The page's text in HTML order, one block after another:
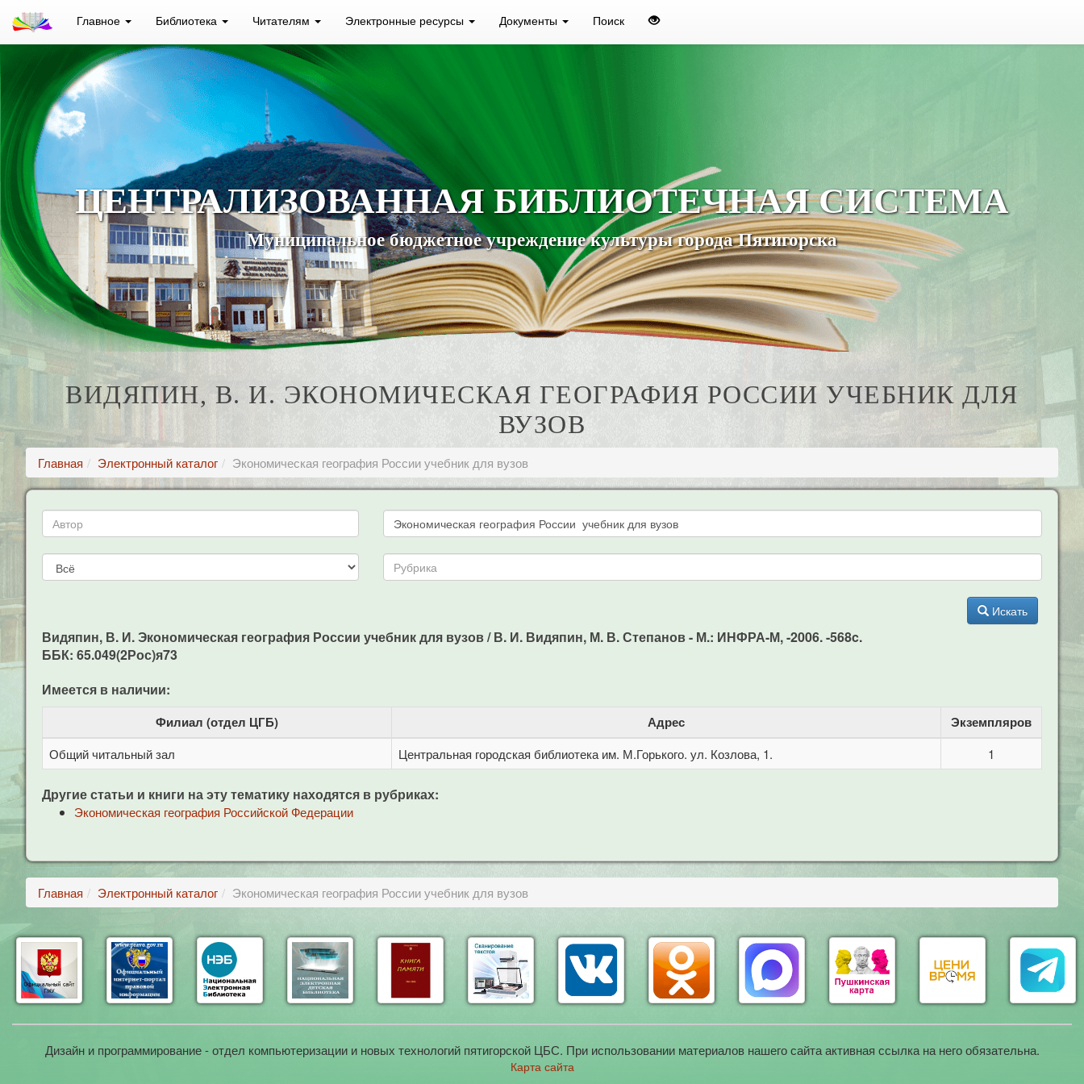
Главное Библиотека Читателям Электронные ресурсы Документы Поиск
ЦЕНТРАЛИЗОВАННАЯ БИБЛИОТЕЧНАЯ СИСТЕМА
Муниципальное бюджетное учреждение культуры города Пятигорска
ВИДЯПИН, В. И. ЭКОНОМИЧЕСКАЯ ГЕОГРАФИЯ РОССИИ УЧЕБНИК ДЛЯ
ВУЗОВ
Главная Электронный каталог Экономическая география России учебник для вузов
Искать
Видяпин, В. И. Экономическая география России учебник для вузов / В. И. Видяпин, М. В. Степанов - М.: ИНФРА-М, -2006. -568c.
ББК: 65.049(2Рос)я73
Имеется в наличии:
Филиал (отдел ЦГБ) Адрес Экземпляров
Общий читальный зал Центральная городская библиотека им. М.Горького. ул. Козлова, 1. 1
Другие статьи и книги на эту тематику находятся в рубриках:
Экономическая география Российской Федерации
Главная Электронный каталог Экономическая география России учебник для вузов
Дизайн и программирование - отдел компьютеризации и новых технологий пятигорской ЦБС. При использовании материалов нашего сайта активная ссылка на него обязательна.
Карта сайта